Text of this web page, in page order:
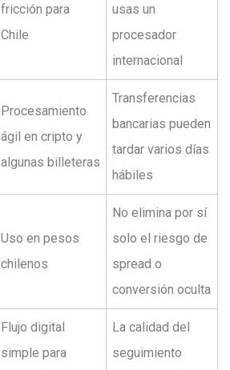
fricción para
Chile
usas un
procesador
internacional
Procesamiento
ágil en cripto y
algunas billeteras
Transferencias
bancarias pueden
tardar varios días
hábiles
Uso en pesos
chilenos
No elimina por sí
solo el riesgo de
spread o
conversión oculta
Flujo digital
simple para
La calidad del
seguimiento